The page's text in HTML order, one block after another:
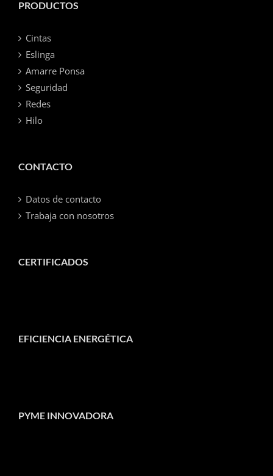
PRODUCTOS
Cintas
Eslinga
Amarre Ponsa
Seguridad
Redes
Hilo
CONTACTO
Datos de contacto
Trabaja con nosotros
CERTIFICADOS
EFICIENCIA ENERGÉTICA
PYME INNOVADORA